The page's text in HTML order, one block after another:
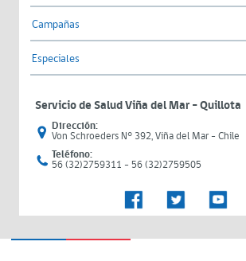
Campañas
Especiales
Servicio de Salud Viña del Mar – Quillota
Dirección:
Von Schroeders N° 392, Viña del Mar - Chile
Teléfono:
56 (32)2759311 - 56 (32)2759505